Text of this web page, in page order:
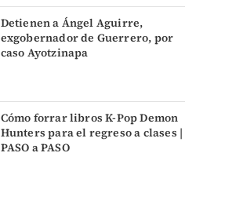
Detienen a Ángel Aguirre,
exgobernador de Guerrero, por
caso Ayotzinapa
Cómo forrar libros K-Pop Demon
Hunters para el regreso a clases |
PASO a PASO